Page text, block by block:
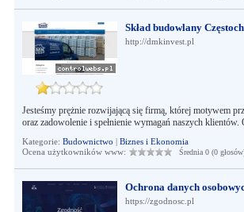
Skład budowlany
http://dmkinvest.pl
Jesteśmy prężnie rozwijającą się firmą, której motywem
oraz zadowolenie i spełnienie wymagań naszych
Kategorie: Budownictwo | Biznes i Ekonomia
Ocena użytkowników www:
Średnia 0 (0
Ochrona danych
https://zgodnosc.pl